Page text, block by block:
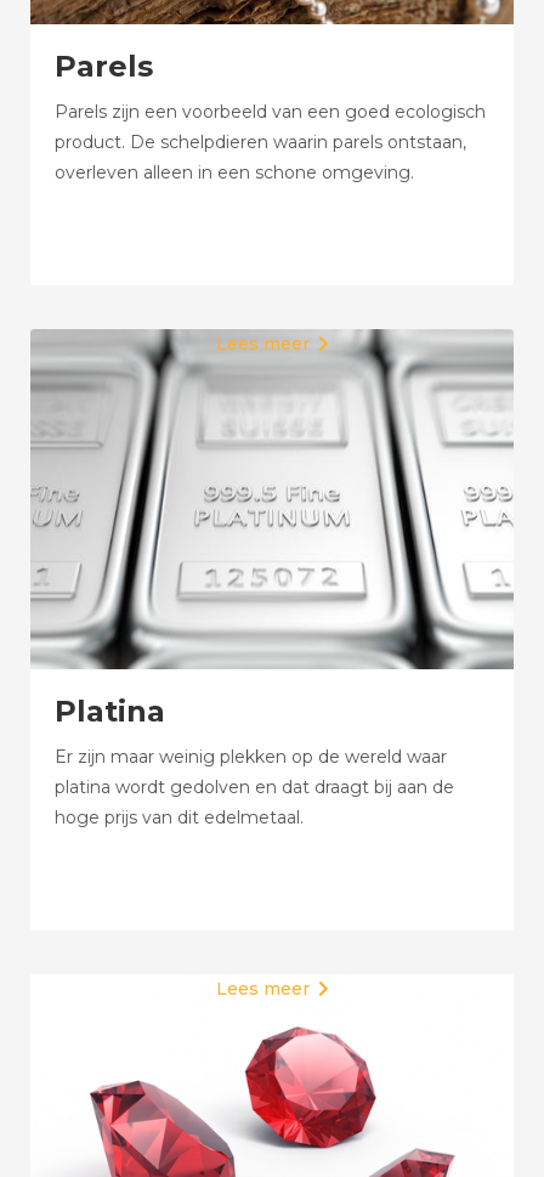
Parels
Parels zijn een voorbeeld van een goed ecologisch
product. De schelpdieren waarin parels ontstaan,
overleven alleen in een schone omgeving.
Platina
Er zijn maar weinig plekken op de wereld waar
platina wordt gedolven en dat draagt bij aan de
hoge prijs van dit edelmetaal.
Lees meer 
Lees meer 